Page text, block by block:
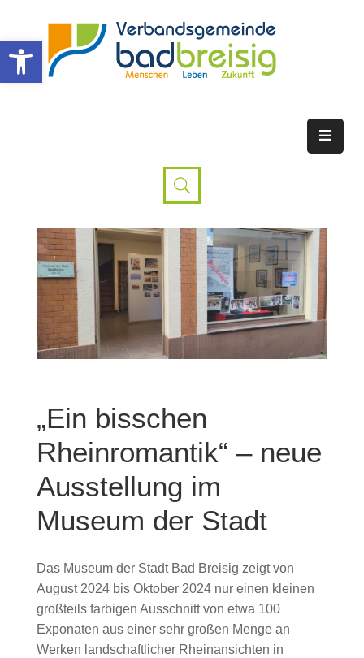
Werkzeugleiste öffnen
„Ein bisschen
Rheinromantik“ – neue
Ausstellung im
Museum der Stadt
Das Museum der Stadt Bad Breisig zeigt von
August 2024 bis Oktober 2024 nur einen kleinen
großteils farbigen Ausschnitt von etwa 100
Exponaten aus einer sehr großen Menge an
Werken landschaftlicher Rheinansichten in